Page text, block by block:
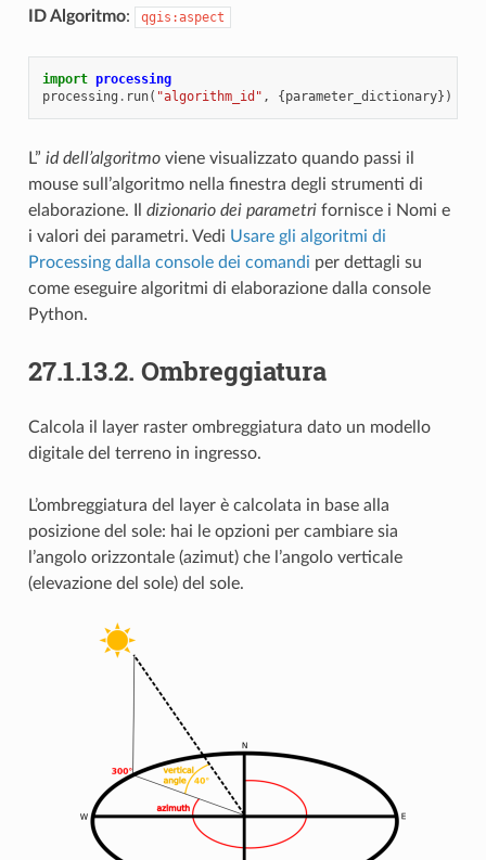
ID Algoritmo: qgis:aspect
import processing
processing . run( "algorithm_id" , {parameter_dictionary})
L” id dell’algoritmoviene visualizzato quando passi il
mouse sull’algoritmo nella finestra degli strumenti di
elaborazione. Il dizionario dei parametrifornisce i Nomi e
i valori dei parametri. Vedi Usare gli algoritmi di
Processing dalla console dei comandi per dettagli su
come eseguire algoritmi di elaborazione dalla console
Python.
27.1.13.2. Ombreggiatura
Calcola il layer raster ombreggiatura dato un modello
digitale del terreno in ingresso.
L’ombreggiatura del layer è calcolata in base alla
posizione del sole: hai le opzioni per cambiare sia
l’angolo orizzontale (azimut) che l’angolo verticale
(elevazione del sole) del sole.